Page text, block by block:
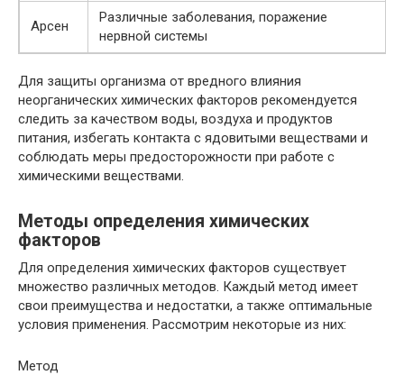
Арсен
Различные заболевания, поражение
нервной системы
Для защиты организма от вредного влияния
неорганических химических факторов рекомендуется
следить за качеством воды, воздуха и продуктов
питания, избегать контакта с ядовитыми веществами и
соблюдать меры предосторожности при работе с
химическими веществами.
Методы определения химических
факторов
Для определения химических факторов существует
множество различных методов. Каждый метод имеет
свои преимущества и недостатки, а также оптимальные
условия применения. Рассмотрим некоторые из них:
Метод